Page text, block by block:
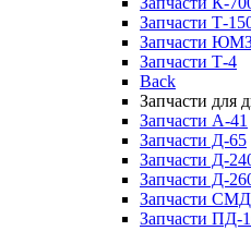
Запчасти Т-
Запчасти
Запчасти Т-4
Back
Запчасти для
Запчасти А-41
Запчасти Д-65
Запчасти Д-
Запчасти Д-
Запчасти
Запчасти ПД-